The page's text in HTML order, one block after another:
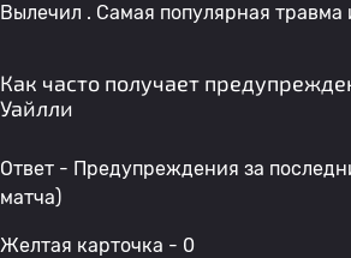
Вылечил . Самая популярная травма
Как часто получает
Уайлли
Ответ - Предупреждения за
матча)
Желтая карточка - 0